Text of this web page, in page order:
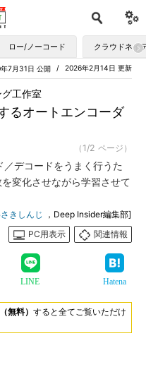
ロー/ノーコード クラウドネイ
2026年2月14日 更新
7月31日 公開
るオートエンコーダ
工作室
（1/2 ページ）
デコードをうまく行うた
変化させながら学習させて
きしんじ
，Deep Insider編集部]
PC用表示
関連情報
LINE Hatena
無料） すると全てご覧いただけ